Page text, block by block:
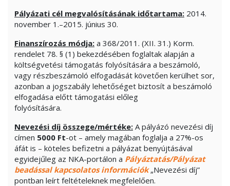
Pályázati cél megvalósításának időtartama: 2014.
november 1.–2015. június 30.
Finanszírozás módja: a 368/2011. (XII. 31.) Korm.
rendelet 78. § (1) bekezdésében foglaltak alapján a
költségvetési támogatás folyósítására a beszámoló,
vagy részbeszámoló elfogadását követően kerülhet sor,
azonban a jogszabály lehetőséget biztosít a beszámoló
elfogadása előtt támogatási előleg
folyósítására.
Nevezési díj összege/mértéke: A pályázó nevezési díj
címen 5000 Ft-ot – amely magában foglalja a 27%-os
áfát is – köteles befizetni a pályázat benyújtásával
egyidejűleg az NKA-portálon a Pályáztatás/Pályázat
beadással kapcsolatos információk „Nevezési díj”
pontban leírt feltételeknek megfelelően.